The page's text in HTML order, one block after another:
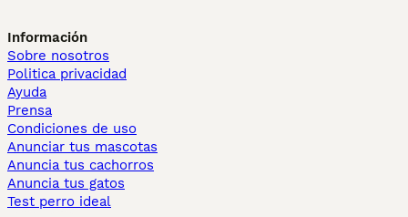
Información
Sobre nosotros
Politica privacidad
Ayuda
Prensa
Condiciones de uso
Anunciar tus mascotas
Anuncia tus cachorros
Anuncia tus gatos
Test perro ideal